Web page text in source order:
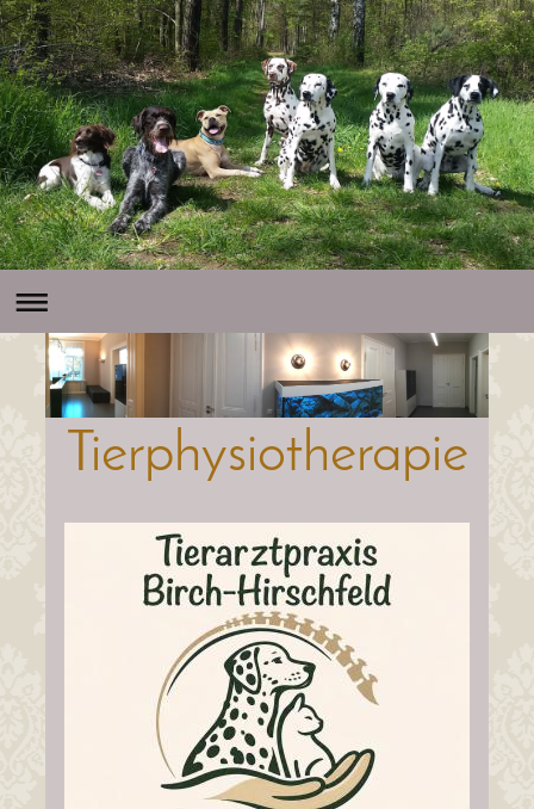
Tierphysiotherapie